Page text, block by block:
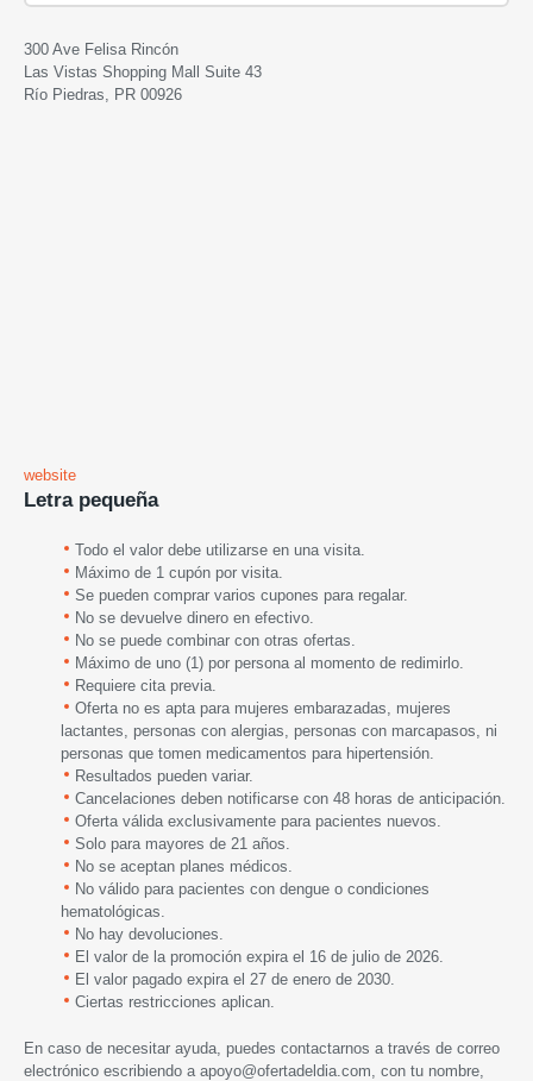
300 Ave Felisa Rincón
Las Vistas Shopping Mall Suite 43
Río Piedras, PR 00926
website
Letra pequeña
Todo el valor debe utilizarse en una visita.
Máximo de 1 cupón por visita.
Se pueden comprar varios cupones para regalar.
No se devuelve dinero en efectivo.
No se puede combinar con otras ofertas.
Máximo de uno (1) por persona al momento de redimirlo.
Requiere cita previa.
Oferta no es apta para mujeres embarazadas, mujeres
lactantes, personas con alergias, personas con marcapasos, ni
personas que tomen medicamentos para hipertensión.
Resultados pueden variar.
Cancelaciones deben notificarse con 48 horas de anticipación.
Oferta válida exclusivamente para pacientes nuevos.
Solo para mayores de 21 años.
No se aceptan planes médicos.
No válido para pacientes con dengue o condiciones
hematológicas.
No hay devoluciones.
El valor de la promoción expira el 16 de julio de 2026.
El valor pagado expira el 27 de enero de 2030.
Ciertas restricciones aplican.
En caso de necesitar ayuda, puedes contactarnos a través de correo
electrónico escribiendo a apoyo@ofertadeldia.com , con tu nombre,